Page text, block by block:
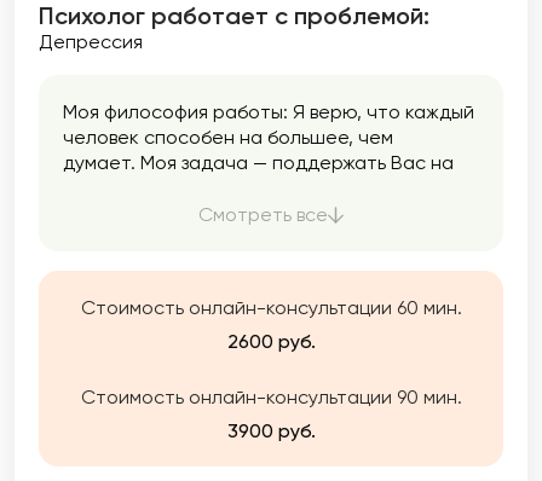
Психолог работает с проблемой:
Депрессия
Моя философия работы: Я верю, что каждый
человек способен на большее, чем
думает. Моя задача — поддержать Вас на
гармоничной жизни. Мой подход строится
растягиваю процесс на годы. Работаю
честно: если пойму, что не могу быть Вам
другого специалиста.
Смотреть все
Стоимость онлайн-консультации 60 мин.
2600 руб.
Стоимость онлайн-консультации 90 мин.
3900 руб.